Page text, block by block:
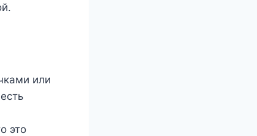
или
это